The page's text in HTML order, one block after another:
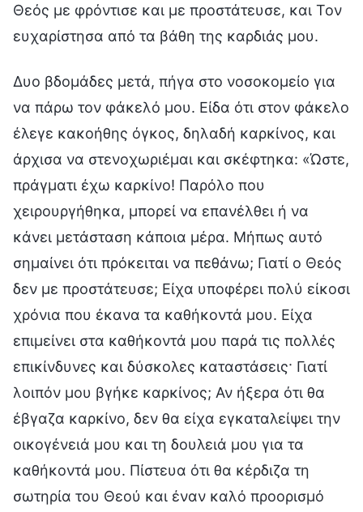
Θεός με φρόντισε και με προστάτευσε, και Τον
ευχαρίστησα από τα βάθη της καρδιάς μου.
Δυο βδομάδες μετά, πήγα στο νοσοκομείο για
να πάρω τον φάκελό μου. Είδα ότι στον φάκελο
έλεγε κακοήθης όγκος, δηλαδή καρκίνος, και
άρχισα να στενοχωριέμαι και σκέφτηκα: «Ώστε,
πράγματι έχω καρκίνο! Παρόλο που
χειρουργήθηκα, μπορεί να επανέλθει ή να
κάνει μετάσταση κάποια μέρα. Μήπως αυτό
σημαίνει ότι πρόκειται να πεθάνω; Γιατί ο Θεός
δεν με προστάτευσε; Είχα υποφέρει πολύ είκοσι
χρόνια που έκανα τα καθήκοντά μου. Είχα
επιμείνει στα καθήκοντά μου παρά τις πολλές
επικίνδυνες και δύσκολες καταστάσεις· Γιατί
λοιπόν μου βγήκε καρκίνος; Αν ήξερα ότι θα
έβγαζα καρκίνο, δεν θα είχα εγκαταλείψει την
οικογένειά μου και τη δουλειά μου για τα
καθήκοντά μου. Πίστευα ότι θα κέρδιζα τη
σωτηρία του Θεού και έναν καλό προορισμό